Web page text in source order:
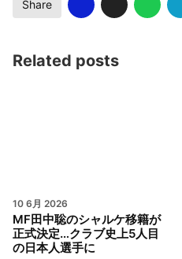
Share
Related posts
10 6月 2026
MF田中聡のシャルケ移籍が
正式決定…クラブ史上5人目
の日本人選手に